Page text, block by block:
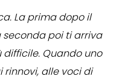
La prima dopo il
seconda poi ti arriva
difficile. Quando uno
alle voci di